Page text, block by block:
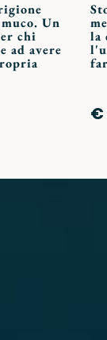
Un
chi
ad avere
la
€